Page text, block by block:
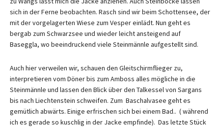
sich in der Ferne beobachten. Rasch sind wir beim Schottensee, der
mit der vorgelagerten Wiese zum Vesper einlädt. Nun geht es
bergab zum Schwarzsee und wieder leicht ansteigend auf
Baseggla, wo beeindruckend viele Steinmännle aufgestellt sind.
Auch hier verweilen wir, schauen den Gleitschirmflieger zu,
interpretieren vom Döner bis zum Amboss alles mögliche in die
Steinmännle und lassen den Blick über den Talkessel von Sargans
bis nach Liechtenstein schweifen. Zum Baschalvasee geht es
gemütlich abwärts. Einige erfrischen sich bei einem Bad.. ( während
ich es gerade so kuschlig in der Jacke empfinde). Das letzte Stück